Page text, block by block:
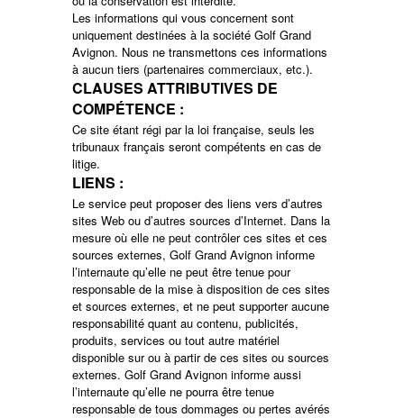
Les informations qui vous concernent sont
uniquement destinées à la société Golf Grand
Avignon. Nous ne transmettons ces informations
à aucun tiers (partenaires commerciaux, etc.).
CLAUSES ATTRIBUTIVES DE
COMPÉTENCE :
Ce site étant régi par la loi française, seuls les
tribunaux français seront compétents en cas de
litige.
LIENS :
Le service peut proposer des liens vers d’autres
sites Web ou d’autres sources d’Internet. Dans la
mesure où elle ne peut contrôler ces sites et ces
sources externes, Golf Grand Avignon informe
l’internaute qu’elle ne peut être tenue pour
responsable de la mise à disposition de ces sites
et sources externes, et ne peut supporter aucune
responsabilité quant au contenu, publicités,
produits, services ou tout autre matériel
disponible sur ou à partir de ces sites ou sources
externes. Golf Grand Avignon informe aussi
l’internaute qu’elle ne pourra être tenue
responsable de tous dommages ou pertes avérés